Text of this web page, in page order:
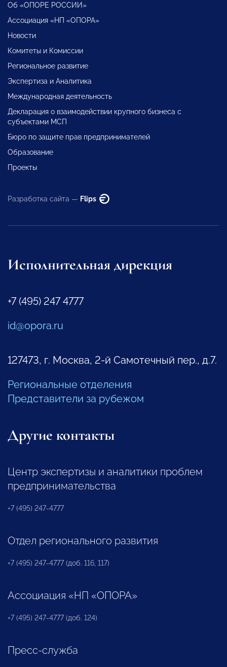
Об «ОПОРЕ РОССИИ»
Ассоциация «НП «ОПОРА»
Новости
Комитеты и Комиссии
Региональное развитие
Экспертиза и Аналитика
Международная деятельность
Декларация о взаимодействии крупного бизнеса с
субъектами МСП
Бюро по защите прав предпринимателей
Образование
Проекты
Разработка сайта — Flips
Исполнительная дирекция
+7 (495) 247 4777
id@opora.ru
127473, г. Москва, 2-й Самотечный пер., д.7.
Региональные отделения
Представители за рубежом
Другие контакты
Центр экспертизы и аналитики проблем
предпринимательства
+7 (495) 247-4777
Отдел регионального развития
+7 (495) 247-4777 (доб. 116, 117)
Ассоциация «НП «ОПОРА»
+7 (495) 247-4777 (доб. 124)
Пресс-служба